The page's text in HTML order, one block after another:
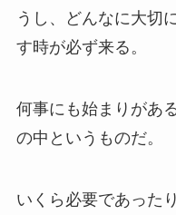
うし、どんなに大切
す時が必ず来る。
何事にも始まりがあ
の中というものだ。
いくら必要であった